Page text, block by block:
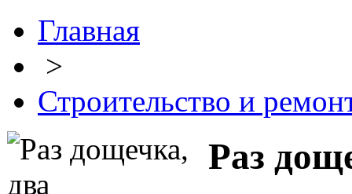
Главная
>
Строительство и
Раз